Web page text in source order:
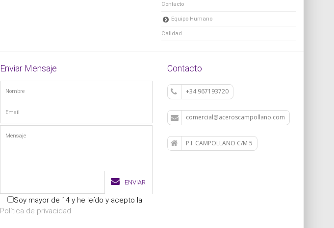
Contacto
Equipo Humano
Calidad
Enviar Mensaje
ENVIAR
Soy mayor de 14 y he leído y acepto la
Política de privacidad
Contacto
+34 967193720
comercial@aceroscampollano.com
P.I. CAMPOLLANO C/M 5